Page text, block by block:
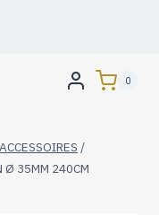
0
/
Ø 35MM 240CM